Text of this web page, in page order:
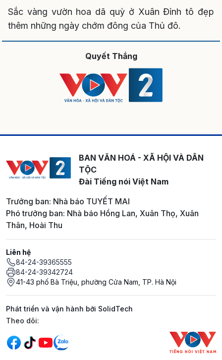
Sắc vàng vườn hoa dã quỳ ở Xuân Đỉnh tô đẹp
thêm những ngày chớm đông của Thủ đô.
Quyết Thắng
BAN VĂN HOÁ - XÃ HỘI VÀ DÂN
TỘC
Đài Tiếng nói Việt Nam
Trưởng ban: Nhà báo TUYẾT MAI
Phó trưởng ban: Nhà báo Hồng Lan, Xuân Thọ, Xuân
Thân, Hoài Thu
Liên hệ
84-24-39365555
84-24-39342724
41-43 phố Bà Triệu, phường Cửa Nam, TP. Hà Nội
Phát triển và vận hành bởi SolidTech
Mạng xã hội
Theo dõi: